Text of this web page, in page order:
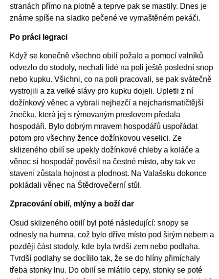
stranách přímo na plotně a teprve pak se mastily. Dnes je
známe spíše na sladko pečené ve vymaštěném pekáči.
Po práci legraci
Když se konečně všechno obilí požalo a pomocí valníků
odvezlo do stodoly, nechali lidé na poli ještě poslední snop
nebo kupku. Všichni, co na poli pracovali, se pak svátečně
vystrojili a za velké slávy pro kupku dojeli. Upletli z ní
dožínkový věnec a vybrali nejhezčí a nejcharismatičtější
žnečku, která jej s rýmovaným proslovem předala
hospodáři. Bylo dobrým mravem hospodářů uspořádat
potom pro všechny žence dožínkovou veselici. Ze
sklizeného obilí se upekly dožínkové chleby a koláče a
věnec si hospodář pověsil na čestné místo, aby tak ve
stavení zůstala hojnost a plodnost. Na Valašsku dokonce
pokládali věnec na Štědrovečerní stůl.
Zpracování obilí, mlýny a boží dar
Osud sklizeného obilí byl poté následující: snopy se
odnesly na humna, což bylo dříve místo pod širým nebem a
později část stodoly, kde byla tvrdší zem nebo podlaha.
Tvrdší podlahy se docílilo tak, že se do hlíny přimíchaly
třeba stonky lnu. Do obilí se mlátilo cepy, stonky se poté